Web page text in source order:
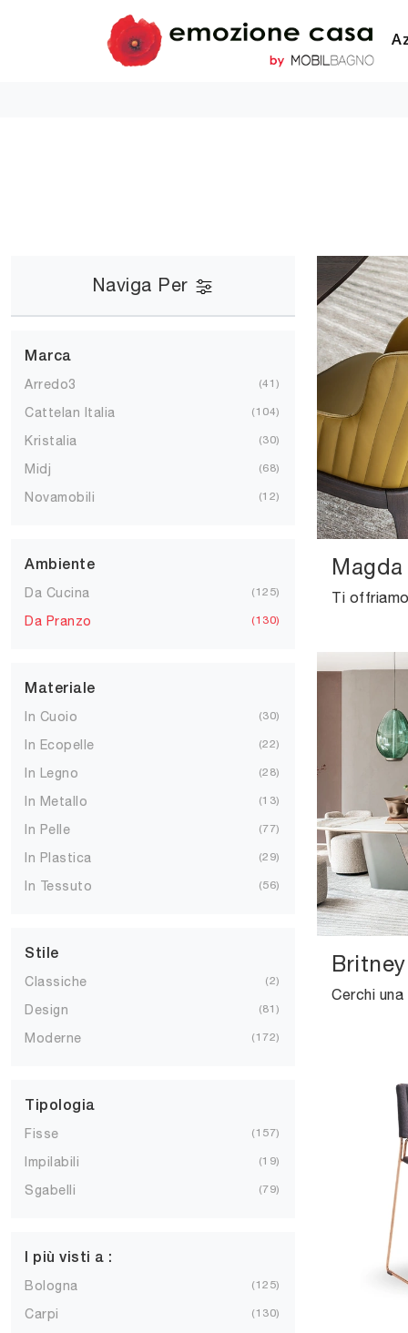
Naviga Per
Marca
Arredo3 41
Cattelan Italia 104
Kristalia 30
Midj 68
Novamobili 12
Ambiente
Da Cucina 125
Da Pranzo 130
Materiale
In Cuoio 30
In Ecopelle 22
In Legno 28
In Metallo 13
In Pelle 77
In Plastica 29
In Tessuto 56
Stile
Classiche 2
Design 81
Moderne 172
Tipologia
Fisse 157
Impilabili 19
Sgabelli 79
I più visti a :
Bologna 125
Carpi 130